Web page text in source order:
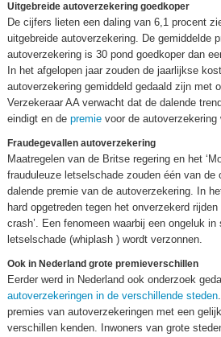
Uitgebreide autoverzekering goedkoper
De cijfers lieten een daling van 6,1 procent
uitgebreide autoverzekering. De gemiddelde
autoverzekering is 30 pond goedkoper dan
In het afgelopen jaar zouden de jaarlijkse
autoverzekering gemiddeld gedaald zijn met
Verzekeraar AA verwacht dat de dalende
eindigt en de premie voor de
Fraudegevallen autoverzekering
Maatregelen van de Britse regering en het
frauduleuze letselschade zouden één van de
dalende premie van de autoverzekering. In
hard opgetreden tegen het onverzekerd
crash’. Een fenomeen waarbij een ongeluk
letselschade (whiplash ) wordt verzonnen.
Ook in Nederland grote premieverschillen
Eerder werd in Nederland ook onderzoek
autoverzekeringen in de verschillende steden
premies van autoverzekeringen met een
verschillen kenden. Inwoners van grote